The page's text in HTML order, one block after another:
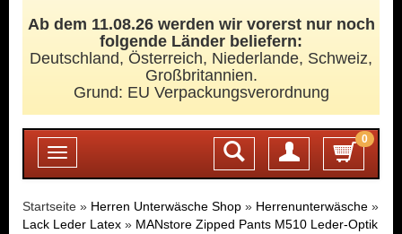
Ab dem 11.08.26 werden wir vorerst nur noch
folgende Länder beliefern:
Deutschland, Österreich, Niederlande, Schweiz,
Großbritannien.
Grund: EU Verpackungsverordnung
Toggle
navigation
0
Login
Startseite » Herren Unterwäsche Shop » Herrenunterwäsche »
Lack Leder Latex » MANstore Zipped Pants M510 Leder-Optik